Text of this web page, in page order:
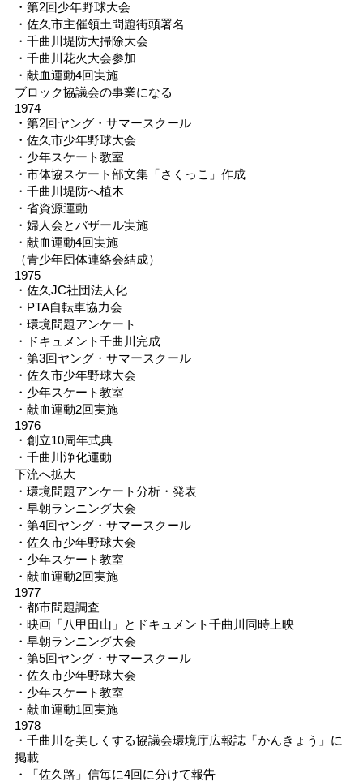
・第2回少年野球大会
・佐久市主催領土問題街頭署名
・千曲川堤防大掃除大会
・千曲川花火大会参加
・献血運動4回実施
ブロック協議会の事業になる
1974
・第2回ヤング・サマースクール
・佐久市少年野球大会
・少年スケート教室
・市体協スケート部文集「さくっこ」作成
・千曲川堤防へ植木
・省資源運動
・婦人会とバザール実施
・献血運動4回実施
（青少年団体連絡会結成）
1975
・佐久JC社団法人化
・PTA自転車協力会
・環境問題アンケート
・ドキュメント千曲川完成
・第3回ヤング・サマースクール
・佐久市少年野球大会
・少年スケート教室
・献血運動2回実施
1976
・創立10周年式典
・千曲川浄化運動
下流へ拡大
・環境問題アンケート分析・発表
・早朝ランニング大会
・第4回ヤング・サマースクール
・佐久市少年野球大会
・少年スケート教室
・献血運動2回実施
1977
・都市問題調査
・映画「八甲田山」とドキュメント千曲川同時上映
・早朝ランニング大会
・第5回ヤング・サマースクール
・佐久市少年野球大会
・少年スケート教室
・献血運動1回実施
1978
・千曲川を美しくする協議会環境庁広報誌「かんきょう」に
掲載
・「佐久路」信毎に4回に分けて報告